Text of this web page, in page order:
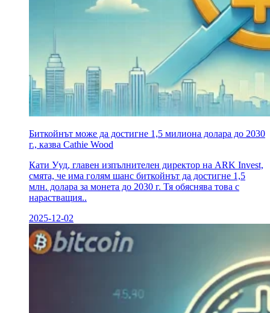
Биткойнът може да достигне 1,5 милиона долара до 2030
г., казва Cathie Wood
Кати Ууд, главен изпълнителен директор на ARK Invest,
смята, че има голям шанс биткойнът да достигне 1,5
млн. долара за монета до 2030 г. Тя обяснява това с
нарастващия..
2025-12-02